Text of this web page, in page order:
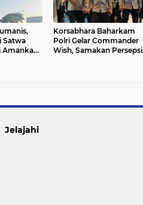
Satwa
Amankan
Korsabhara Baharkam
Polri Gelar Commander
Wish, Samakan Persepsi
Jelajahi